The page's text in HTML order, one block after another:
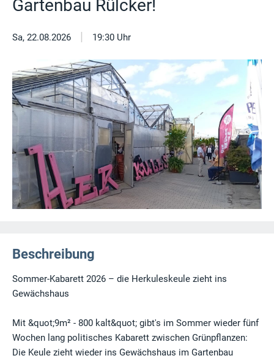
Gartenbau Rülcker!
Sa, 22.08.2026 | 19:30 Uhr
Beschreibung
Sommer-Kabarett 2026 – die Herkuleskeule zieht ins
Gewächshaus
Mit &quot;9m² - 800 kalt&quot; gibt's im Sommer wieder fünf
Wochen lang politisches Kabarett zwischen Grünpflanzen:
Die Keule zieht wieder ins Gewächshaus im Gartenbau